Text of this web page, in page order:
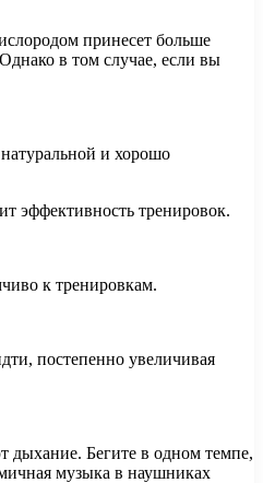
принесет больше
в том случае, если вы
и хорошо
эффективность тренировок.
к тренировкам.
постепенно увеличивая
дыхание. Бегите в одном темпе,
музыка в наушниках